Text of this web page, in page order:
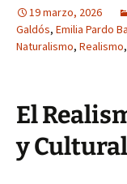
19 marzo, 2026
Galdós, Emilia Pardo
Naturalismo, Realismo,
El
y Cultural